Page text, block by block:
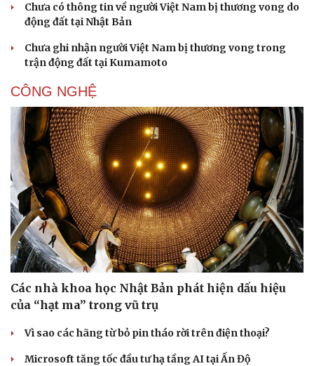
Cây thuốc
Blog
Chưa có thông tin về người Việt Nam bị thương vong do
động đất tại Nhật Bản
Chưa ghi nhận người Việt Nam bị thương vong trong
trận động đất tại Kumamoto
CÔNG NGHỆ
Các nhà khoa học Nhật Bản phát hiện dấu hiệu
của “hạt ma” trong vũ trụ
Vì sao các hãng từ bỏ pin tháo rời trên điện thoại?
Microsoft tăng tốc đầu tư hạ tầng AI tại Ấn Độ